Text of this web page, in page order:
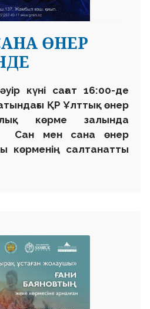
ӨНЕР
күні сағат 16:00-де
ҚР Ұлттық өнер
көрме залында
Сан мен сана өнер
көрменің салтанатты